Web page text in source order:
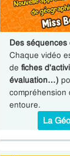
Des
Chaque vidéo
de fiches
évaluation…)
compréhension
entoure.
La